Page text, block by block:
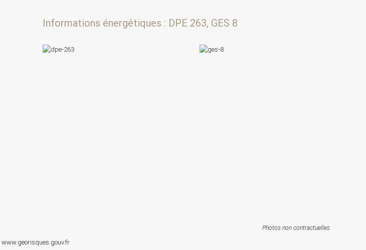
Informations énergétiques : DPE 263, GES 8
Photos non contractuelles
www.georisques.gouv.fr